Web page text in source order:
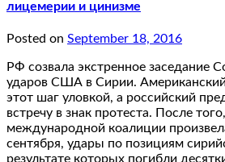
лицемерии и цинизме
Posted on September 18, 2016
РФ созвала экстренное заседание
ударов США в Сирии. Американский
этот шаг уловкой, а российский
встречу в знак протеста. После
международной коалиции
сентября, удары по позициям
результате которых погибли